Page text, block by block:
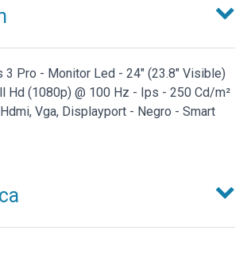
3 Pro - Monitor Led - 24" (23.8" Visible)
Hd (1080p) @ 100 Hz - Ips - 250 Cd/m²
Vga, Displayport - Negro - Smart